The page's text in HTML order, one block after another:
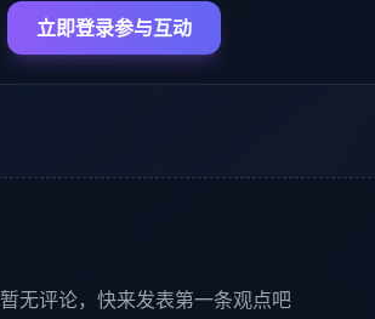
立即登录参与互动
暂无评论，快来发表第一条观点吧